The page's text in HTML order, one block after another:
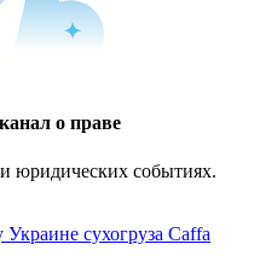
о праве
юридических событиях.
сухогруза Caffa